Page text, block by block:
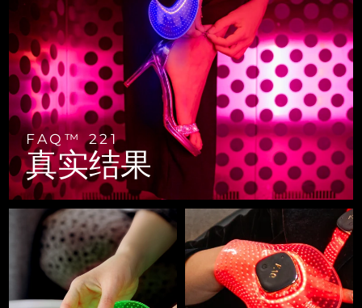
FAQ™ 221
真实结果
LUNA™ 4 mini
For young skin, T-zone
LUNA™ 4 go
For travel or gym bag
LUNA™ 护肤
Premium cleansers & balm
LUNA™ 设备
All facial cleansing devices
面部提拉护理
Premium anti-aging skincare
BEAR™ 设备
All premium facelift devices
UFO™ 3 mini
Red light therapy device for young skin
UFO™ 3 go
Portable red light therapy
面膜
Rejuvenation & hydration
UFO™ 设备
All deep facial hydration devices
issa™ 4 smile
Hybrid silicone sonic toothbrush
issa™ 4 baby
For ages 0-3
issa™ Teeth Whitening Set
Dual LED + sonic device & 18% PAP gel
ISSA™ 设备
All silicone sonic toothbrushes
FAQ™ 101
Clinical anti-aging
FAQ™ 102
Advanced clinical anti-aging
FAQ™ 103
Luxurious clinical anti-aging set
FAQ™ P1 Primer
Manuka honey primer
FAQ™ 201
LED mask
FAQ™ 202
LED mask
FAQ™ 211
Anti-aging neck & décolleté LED mask
FAQ™ 221
Anti-aging LED hand mask
生发
FAQ™ 301
LED hair strengthening scalp massager
FAQ™ Scalp Serum
Scalp recovery probiotic serum
FAQ™护肤品
All FAQ™ skincare
肌肤年轻化
NEW
FAQ™ 501
Full-Spectrum Red Light Therapy
FAQ™ 502
Full-Spectrum Red Light Therapy
FAQ™ Red Light Serum
保健品
NEW
专业治疗
预计送达日期 8/8/26
哥伦比亚 预计送达日期8/12/26
克罗地亚 预计送达日期8/8/26
塞浦路斯 预计送达日期8/9/26
捷克 预计送达日期8/8/26
丹麦 预计送达日期8/8/26
爱沙尼亚 预计送达日期 8/8/26
芬兰 预计送达日期8/8/26